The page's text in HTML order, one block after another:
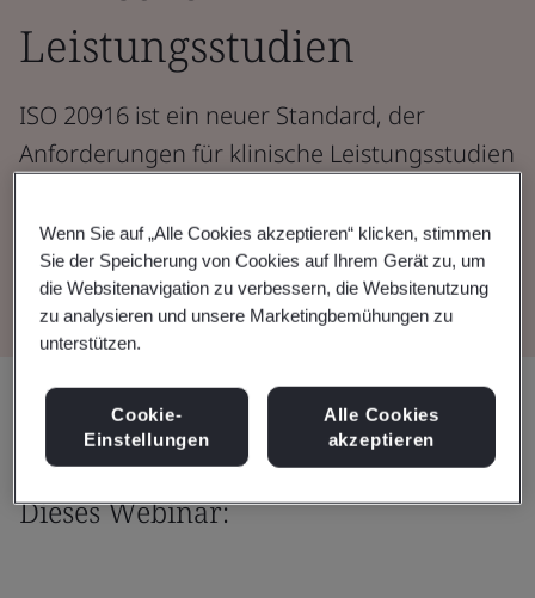
Leistungsstudien
ISO 20916 ist ein neuer Standard, der
Anforderungen für klinische Leistungsstudien
Webinar ansehen
Teilen:
Dieses Webinar:
Wenn Sie auf „Alle Cookies akzeptieren“ klicken, stimmen
Sie der Speicherung von Cookies auf Ihrem Gerät zu, um
die Websitenavigation zu verbessern, die Websitenutzung
zu analysieren und unsere Marketingbemühungen zu
unterstützen.
Cookie-
Einstellungen
Alle Cookies
akzeptieren